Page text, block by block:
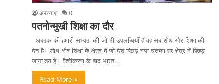
अमरनाथ 0
पतनोन्मुखी शिक्षा का दौर
अबतक की हमारी सभ्यता की जो भी उपलब्धियाँ हैं वह सब शोध और शिक्षा की
देन है। शोध और शिक्षा के क्षेत्र में जो देश पिछड़ गया उसका हर क्षेत्र में पिछड़
जाना तय है। वैश्वीकरण के बाद भारत…
Read More »